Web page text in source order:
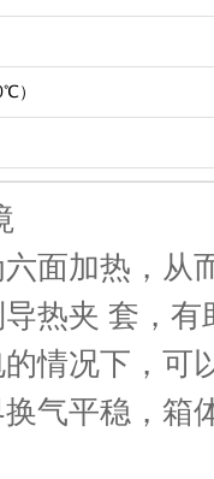
）
面加热，从
热夹 套，
情况下，可
气平稳，箱